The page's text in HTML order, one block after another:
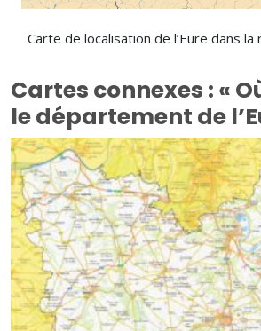
Carte de localisation de l’Eure dans
Cartes connexes : «
le département de